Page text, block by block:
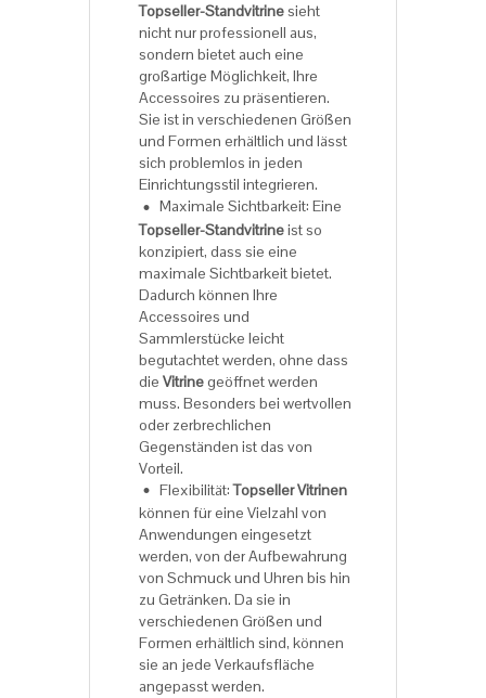
Topseller-Standvitrinesieht
nicht nur professionell aus,
sondern bietet auch eine
großartige Möglichkeit, Ihre
Accessoires zu präsentieren.
Sie ist in verschiedenen Größen
und Formen erhältlich und lässt
sich problemlos in jeden
Einrichtungsstil integrieren.
Maximale Sichtbarkeit: Eine
Topseller-Standvitrineist so
konzipiert, dass sie eine
maximale Sichtbarkeit bietet.
Dadurch können Ihre
Accessoires und
Sammlerstücke leicht
begutachtet werden, ohne dass
die Vitrinegeöffnet werden
muss. Besonders bei wertvollen
oder zerbrechlichen
Gegenständen ist das von
Vorteil.
Flexibilität:Topseller Vitrinen
können für eine Vielzahl von
Anwendungen eingesetzt
werden, von der Aufbewahrung
von Schmuck und Uhren bis hin
zu Getränken. Da sie in
verschiedenen Größen und
Formen erhältlich sind, können
sie an jede Verkaufsfläche
angepasst werden.